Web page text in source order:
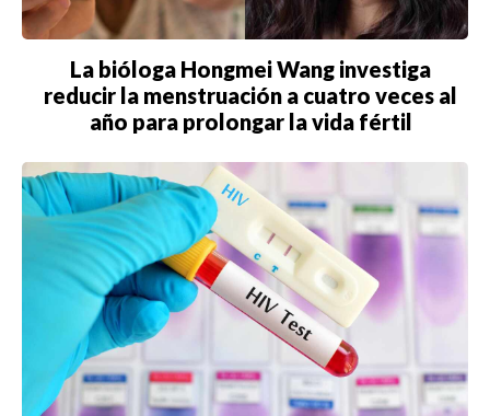
La bióloga Hongmei Wang investiga
reducir la menstruación a cuatro veces al
año para prolongar la vida fértil